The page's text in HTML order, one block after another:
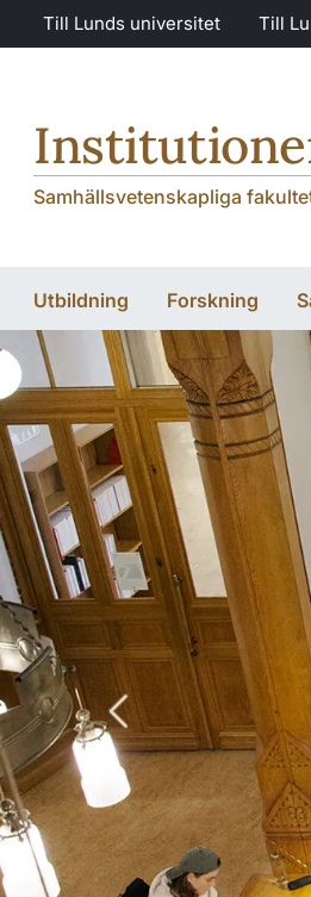
Hoppa till huvudinnehåll
Hoppa till huvudinnehåll
Till Lunds universitet Till
Samhällsvetenskapliga
Utbildning Forskning
Föregående